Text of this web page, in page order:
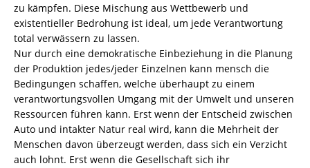
zu kämpfen. Diese Mischung aus Wettbewerb und
existentieller Bedrohung ist ideal, um jede Verantwortung
total verwässern zu lassen.
Nur durch eine demokratische Einbeziehung in die Planung
der Produktion jedes/jeder Einzelnen kann mensch die
Bedingungen schaffen, welche überhaupt zu einem
verantwortungsvollen Umgang mit der Umwelt und unseren
Ressourcen führen kann. Erst wenn der Entscheid zwischen
Auto und intakter Natur real wird, kann die Mehrheit der
Menschen davon überzeugt werden, dass sich ein Verzicht
auch lohnt. Erst wenn die Gesellschaft sich ihr